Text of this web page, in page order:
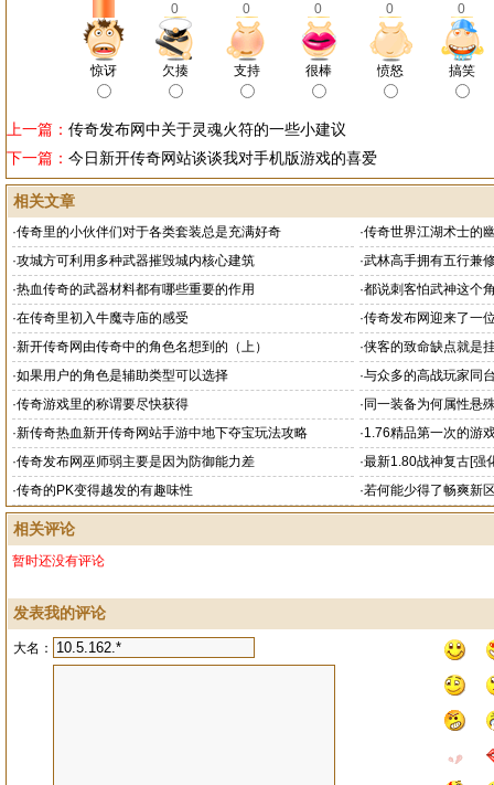
0 0 0 0 0
惊讶 欠揍 支持 很棒 愤怒 搞笑
上一篇： 传奇发布网中关于灵魂火符的一些小建议
下一篇： 今日新开传奇网站谈谈我对手机版游戏的喜爱
相关文章
·传奇里的小伙伴们对于各类套装总是充满好奇 ·传奇世界江湖术士的
神
·攻城方可利用多种武器摧毁城内核心建筑 ·武林高手拥有五行兼
·热血传奇的武器材料都有哪些重要的作用 ·都说刺客怕武神这个
·在传奇里初入牛魔寺庙的感受 ·传奇发布网迎来了一
·新开传奇网由传奇中的角色名想到的（上） ·侠客的致命缺点就是
·如果用户的角色是辅助类型可以选择 ·与众多的高战玩家同
·传奇游戏里的称谓要尽快获得 · 同一装备为何属性悬
·新传奇热血新开传奇网站手游中地下夺宝玩法攻略 ·1.76精品第一次的游
·传奇发布网巫师弱主要是因为防御能力差 ·最新1.80战神复古[强
·传奇的PK变得越发的有趣味性 ·若何能少得了畅爽新
相关评论
暂时还没有评论
发表我的评论
大名：